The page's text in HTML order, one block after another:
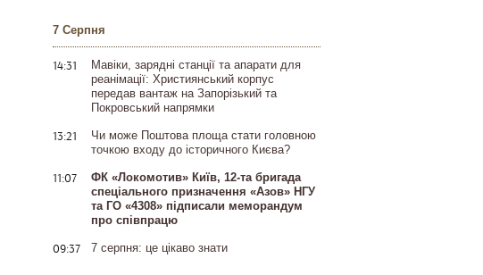
7 Серпня
14:31
Мавіки, зарядні станції та апарати для
реанімації: Християнський корпус
передав вантаж на Запорізький та
Покровський напрямки
13:21
Чи може Поштова площа стати головною
точкою входу до історичного Києва?
11:07
ФК «Локомотив» Київ, 12-та бригада
спеціального призначення «Азов» НГУ
та ГО «4308» підписали меморандум
про співпрацю
09:37 7 серпня: це цікаво знати